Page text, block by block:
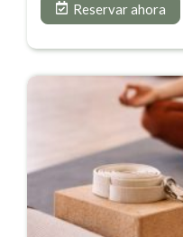
Reservar ahora